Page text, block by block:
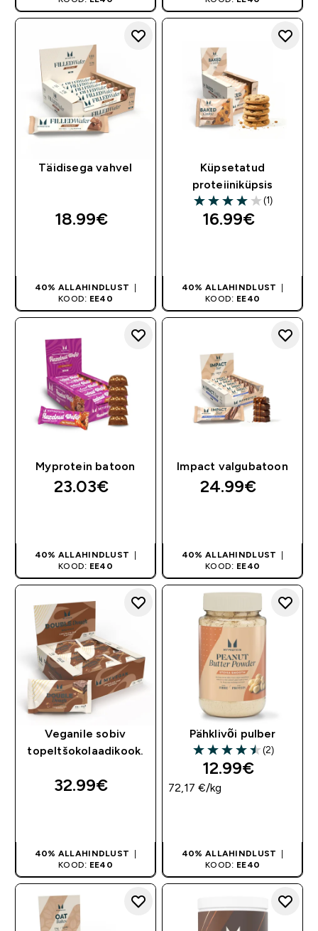
Täidisega vahvel
18.99€‎
40% ALLAHINDLUST
|
KOOD: EE40
Küpsetatud
proteiiniküpsis
4 out of 5 stars
(1)
16.99€‎
40% ALLAHINDLUST
|
KOOD: EE40
Myprotein batoon
23.03€‎
40% ALLAHINDLUST
|
KOOD: EE40
Impact valgubatoon
24.99€‎
40% ALLAHINDLUST
|
KOOD: EE40
Veganile sobiv
topeltšokolaadikook.
32.99€‎
40% ALLAHINDLUST
KOOD: EE40
Pähklivõi pulber
4.5 out of 5 stars
(2)
12.99€‎
72,17 €‎/kg
40% ALLAHINDLUST
KOOD: EE40